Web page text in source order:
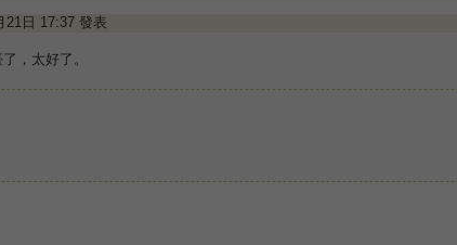
21日 17:37 發表
，太好了。